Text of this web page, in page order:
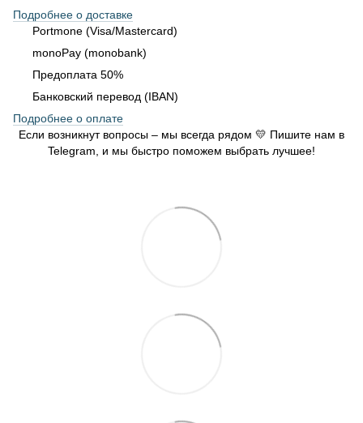
Подробнее о доставке
Portmone (Visa/Mastercard)
monoPay (monobank)
Предоплата 50%
Банковский перевод (IBAN)
Подробнее о оплате
Если возникнут вопросы – мы всегда рядом 💛 Пишите нам в
Telegram, и мы быстро поможем выбрать лучшее!